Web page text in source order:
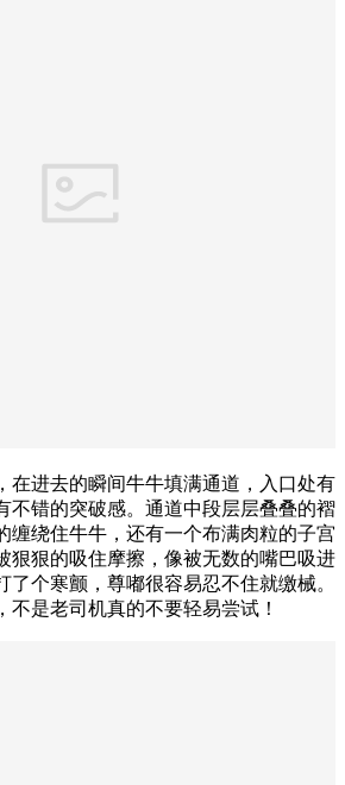
在进去的瞬间牛牛填满通道，入口处有
不错的突破感。通道中段层层叠叠的褶
缠绕住牛牛，还有一个布满肉粒的子宫
狠狠的吸住摩擦，像被无数的嘴巴吸进
了个寒颤，尊嘟很容易忍不住就缴械。
不是老司机真的不要轻易尝试！